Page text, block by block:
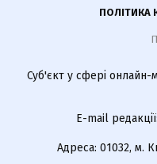
ПОЛІТИКА
Суб'єкт у сфері онлайн-
E-mail редакції:
Адреса: 01032, м.